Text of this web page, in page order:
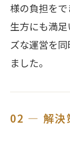
様の負担を
生方にも満
ズな運営を
ました。
02 — 解決